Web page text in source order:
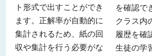
ト形式で出すことができ
ます。正解率が自動的に
集計されるため、紙の回
収や集計を行う必要がな
を確認で
クラス内
履歴を確
生徒の学